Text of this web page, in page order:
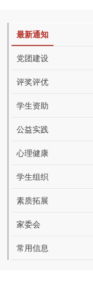
最新通知
党团建设
评奖评优
学生资助
公益实践
心理健康
学生组织
素质拓展
家委会
常用信息